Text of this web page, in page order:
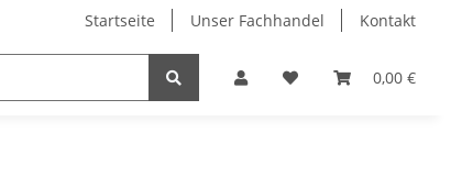
Startseite Unser Fachhandel Kontakt
0,00 €
Dahle Schneidemaschinen Edding Stifte